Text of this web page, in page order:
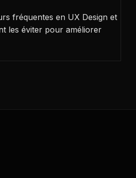
fréquentes en UX Design et
les éviter pour améliorer